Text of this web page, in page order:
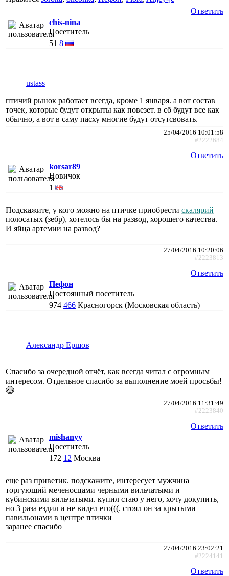
Ответить
chis-nina
Посетитель
51 8
ustass
птичий рынок работает всегда, кроме 1 января. а вот состав
точек, которые будут открыты как повезет. в сб будут все как
обычно, а вот в саму пасху многие будут отсутсвовать.
25/04/2016 10:01:58
#2222684
Ответить
korsar89
Новичок
1
Подскажите, у кого можно на птичке приобрести скалярий
полосатых (зебр), хотелось бы на развод, хорошего качества.
И яйца артемии на развод?
27/04/2016 10:20:06
#2223813
Ответить
Пефон
Постоянный посетитель
974 466 Красногорск (Московская область)
Александр Ершов
Спасибо за очередной отчёт, как всегда читал с огромным
интересом. Отдельное спасибо за выполнение моей просьбы!
27/04/2016 11:31:49
#2223840
Ответить
mishanyy
Посетитель
172 12 Москва
еще раз приветик. подскажите, интересует мужчина
торгующий меченосцами черными вильчатыми и
кубинскими вильчатыми. купил стаю у него, хочу докупить,
но 3 раза ездил и не видел его(((. стоял он за крытыми
павильонами в центре птички
заранее спасибо
27/04/2016 23:02:21
#2224141
Ответить